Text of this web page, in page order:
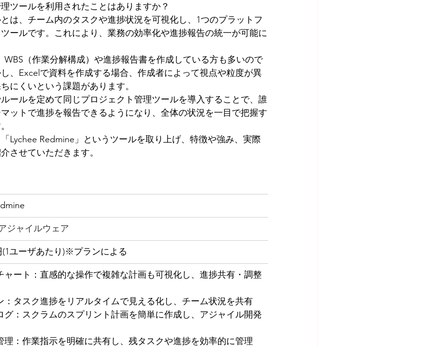
ツールを利用されたことはありますか？
は、チーム内のタスクや進捗状況を可視化し、1つのプラットフ
ールです。これにより、業務の効率化や進捗報告の統一が可能に
WBS（作業分解構成）や進捗報告書を作成している方も多いので
、Excelで資料を作成する場合、作成者によって視点や粒度が異
にくいという課題があります。
ールを定めて同じプロジェクト管理ツールを導入することで、誰
ットで進捗を報告できるようになり、全体の状況を一目で把握す
Lychee Redmine」というツールを取り上げ、特徴や強み、実際
させていただきます。
ジャイルウェア
(1ユーザあたり)※プランによる
ャート：直感的な操作で複雑な計画も可視化し、進捗共有・調整
：タスク進捗をリアルタイムで見える化し、チーム状況を共有
グ：スクラムのスプリント計画を簡単に作成し、アジャイル開発
理：作業指示を明確に共有し、残タスクや進捗を効率的に管理